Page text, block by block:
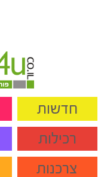
חדשות
רכילות
צרכנות